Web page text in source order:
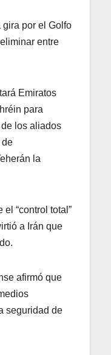
por el Golfo
entre
Emiratos
para
los aliados
de
la
“control total”
a Irán que
afirmó que
seguridad de